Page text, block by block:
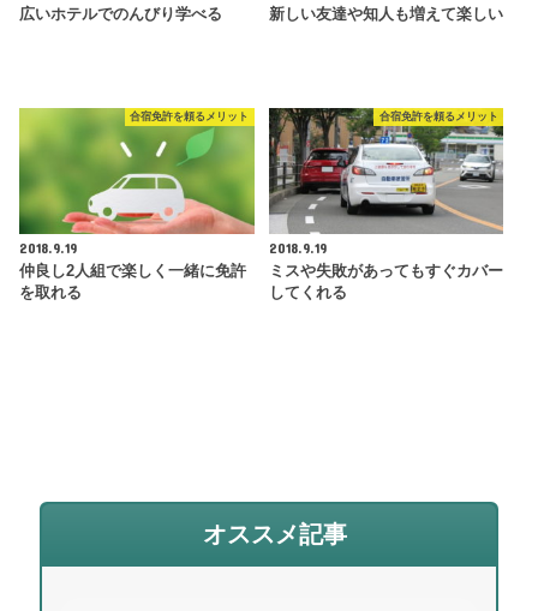
広いホテルでのんびり学べる
新しい友達や知人も増えて楽しい
合宿免許を頼るメリット
2018.9.19
仲良し2人組で楽しく一緒に免許
を取れる
合宿免許を頼るメリット
2018.9.19
ミスや失敗があってもすぐカバー
してくれる
オススメ記事